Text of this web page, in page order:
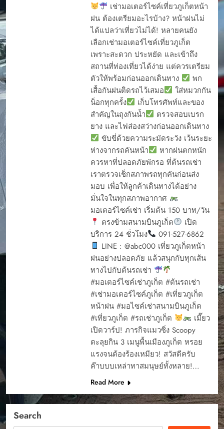
เช่ามอเตอร์ไซค์เที่ยวภูเก็ตหน้า
ฝน ต้องเตรียมอะไรบ้าง? หน้าฝนไม่
ได้แปลว่าเที่ยวไม่ได้! หลายคนยัง
เลือกเช่ามอเตอร์ไซค์เที่ยวภูเก็ต
เพราะสะดวก ประหยัด และเข้าถึง
สถานที่ท่องเที่ยวได้ง่าย แต่ควรเตรียม
ตัวให้พร้อมก่อนออกเดินทาง
พก
เสื้อกันฝนติดรถไว้เสมอ
ใส่หมวกกัน
น็อกทุกครั้ง
เก็บโทรศัพท์และของ
สำคัญในถุงกันน้ำ
ตรวจสอบเบรก
ยาง และไฟส่องสว่างก่อนออกเดินทาง
ขับขี่ด้วยความระมัดระวัง เว้นระยะ
ห่างจากรถคันหน้า
หากฝนตกหนัก
ควรหาที่ปลอดภัยพักรอ ที่ต้นรถเช่า
เราตรวจเช็กสภาพรถทุกคันก่อนส่ง
มอบ เพื่อให้ลูกค้าเดินทางได้อย่าง
มั่นใจในทุกสภาพอากาศ
มอเตอร์ไซค์เช่า เริ่มต้น 150 บาท/วัน
ตรงข้ามสนามบินภูเก็ต
เปิด
บริการ 24 ชั่วโมง
091-527-6862
LINE : @abc000 เที่ยวภูเก็ตหน้า
ฝนอย่างปลอดภัย แล้วสนุกกับทุกเส้น
ทางไปกับต้นรถเช่า
#มอเตอร์ไซค์เช่าภูเก็ต #ต้นรถเช่า
#เช่ามอเตอร์ไซค์ภูเก็ต #เที่ยวภูเก็ต
หน้าฝน #มอไซค์เช่าสนามบินภูเก็ต
#เที่ยวภูเก็ต #รถเช่าภูเก็ต
เมี๊ยว
เปิดวาร์ป! ภารกิจแมวซิ่ง Scoopy
ตะลุยกิน 3 เมนูพื้นเมืองภูเก็ต หรอย
แรงจนต้องร้องเหมียว! สวัสดีครับ
ค๊าบบบเหล่าทาสมนุษย์ทั้งหลาย!…
Read More
Search